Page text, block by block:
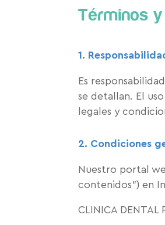
Términos
1.
Es
se detallan. El
legales y
2. Condiciones
Nuestro portal
contenidos”) en
CLINICA DENTAL